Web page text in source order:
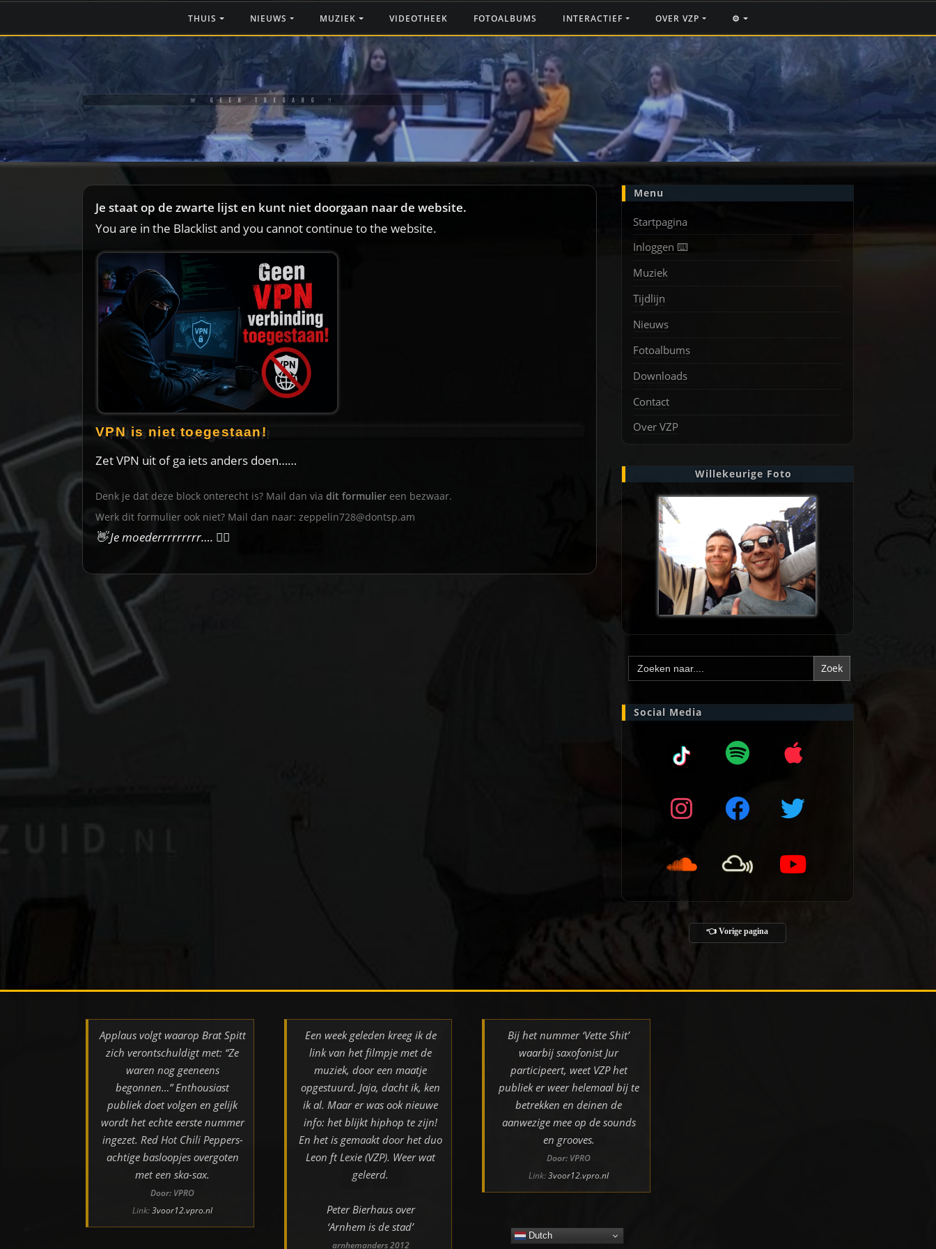
de
THUIS NIEUWS MUZIEK VIDEOTHEEK FOTOALBUMS INTERACTIEF OVER VZP ⚙️
🚨 GEEN TOEGANG ‼️
Je staat op de zwarte lijst en kunt niet doorgaan naar de website.
You are in the Blacklist and you cannot continue to the website.
VPN is niet toegestaan!
Zet VPN uit of ga iets anders doen……
Denk je dat deze block onterecht is? Mail dan via dit formulier een bezwaar.
Werk dit formulier ook niet? Mail dan naar: zeppelin728@dontsp.am
👋 Je moederrrrrrrrr…. 🙋‍♀️
Menu
Startpagina
Inloggen ⌨️
Muziek
Tijdlijn
Nieuws
Fotoalbums
Downloads
Contact
Over VZP
Willekeurige Foto
Zoek
naar:
Social Media
👈 Vorige pagina
Applaus volgt waarop Brat Spitt
zich verontschuldigt met: “Ze
waren nog geeneens
begonnen…” Enthousiast
publiek doet volgen en gelijk
wordt het echte eerste nummer
ingezet. Red Hot Chili Peppers-
achtige basloopjes overgoten
met een ska-sax.
Door: VPRO
Link:3voor12.vpro.nl
Een week geleden kreeg ik de
link van het filmpje met de
muziek, door een maatje
opgestuurd. Jaja, dacht ik, ken
ik al. Maar er was ook nieuwe
info: het blijkt hiphop te zijn!
En het is gemaakt door het duo
Leon ft Lexie (VZP). Weer wat
geleerd.
Peter Bierhaus over
‘Arnhem is de stad’
arnhemanders 2012
Bij het nummer ‘Vette Shit’
waarbij saxofonist Jur
participeert, weet VZP het
publiek er weer helemaal bij te
betrekken en deinen de
aanwezige mee op de sounds
en grooves.
Door: VPRO
Link:3voor12.vpro.nl
Dutch